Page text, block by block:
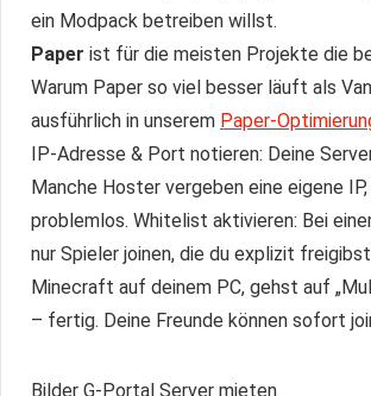
ein Modpack betreiben willst.
Paper ist für die meisten Projekte die
Warum Paper so viel besser läuft als
ausführlich in unserem Paper-
IP-Adresse & Port notieren: Deine
Manche Hoster vergeben eine eigene
problemlos. Whitelist aktivieren: Bei
nur Spieler joinen, die du explizit
Minecraft auf deinem PC, gehst auf
– fertig. Deine Freunde können sofort
Bilder G-Portal Server mieten